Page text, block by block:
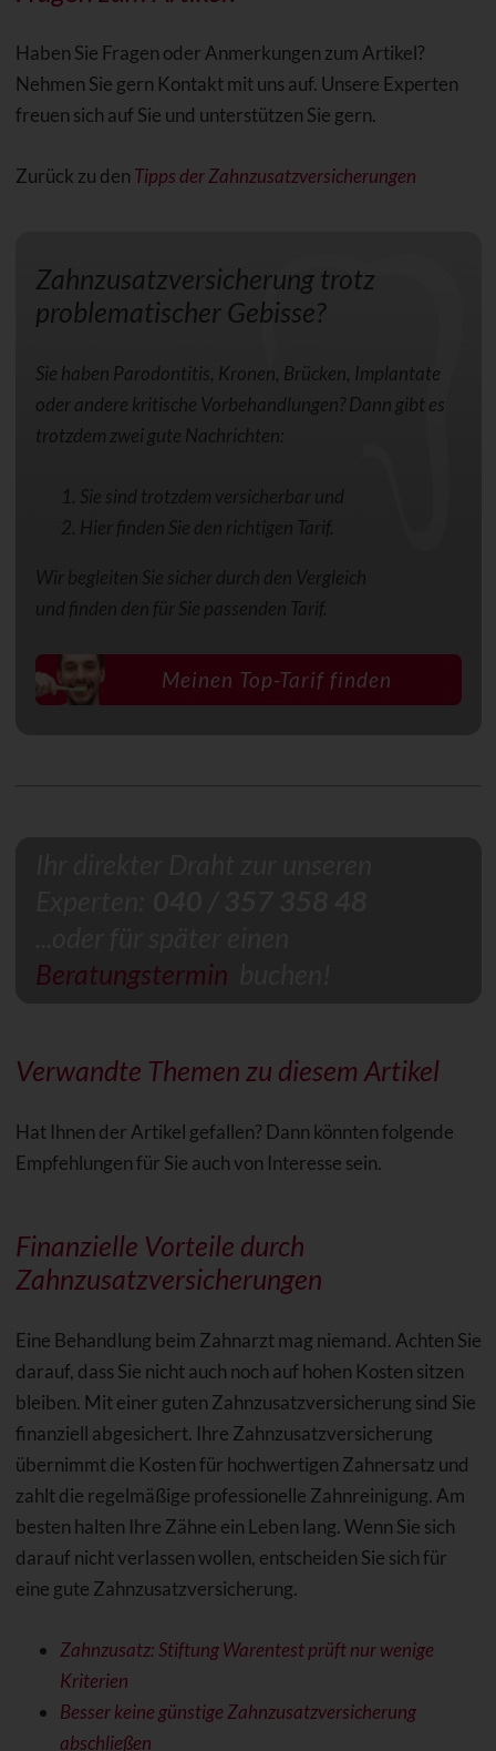
Haben Sie Fragen oder Anmerkungen zum Artikel?
Nehmen Sie gern Kontakt mit uns auf. Unsere Experten
freuen sich auf Sie und unterstützen Sie gern.
Zurück zu den Tipps der Zahnzusatzversicherungen
Zahnzusatzversicherung trotz
problematischer Gebisse?
Sie haben Parodontitis, Kronen, Brücken, Implantate
oder andere kritische Vorbehandlungen? Dann gibt es
trotzdem zwei gute Nachrichten:
Sie sind trotzdem versicherbar und
Hier finden Sie den richtigen Tarif.
Wir begleiten Sie sicher durch den Vergleich
und finden den für Sie passenden Tarif.
Meinen Top-Tarif finden
Beratungstermin
Verwandte Themen zu diesem Artikel
Hat Ihnen der Artikel gefallen? Dann könnten folgende
Empfehlungen für Sie auch von Interesse sein.
Finanzielle Vorteile durch
Zahnzusatzversicherungen
Eine Behandlung beim Zahnarzt mag niemand. Achten Sie
darauf, dass Sie nicht auch noch auf hohen Kosten sitzen
bleiben. Mit einer guten Zahnzusatzversicherung sind Sie
finanziell abgesichert. Ihre Zahnzusatzversicherung
übernimmt die Kosten für hochwertigen Zahnersatz und
zahlt die regelmäßige professionelle Zahnreinigung. Am
besten halten Ihre Zähne ein Leben lang. Wenn Sie sich
darauf nicht verlassen wollen, entscheiden Sie sich für
eine gute Zahnzusatzversicherung.
Zahnzusatz: Stiftung Warentest prüft nur wenige
Kriterien
Besser keine günstige Zahnzusatzversicherung
abschließen